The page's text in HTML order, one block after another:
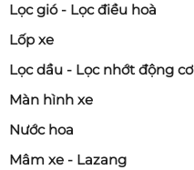
Lọc gió - Lọc điều hoà
Lốp xe
Lọc dầu - Lọc nhớt động cơ
Màn hình xe
Nước hoa
Mâm xe - Lazang